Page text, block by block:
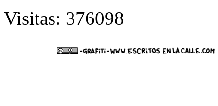
Visitas: 376098